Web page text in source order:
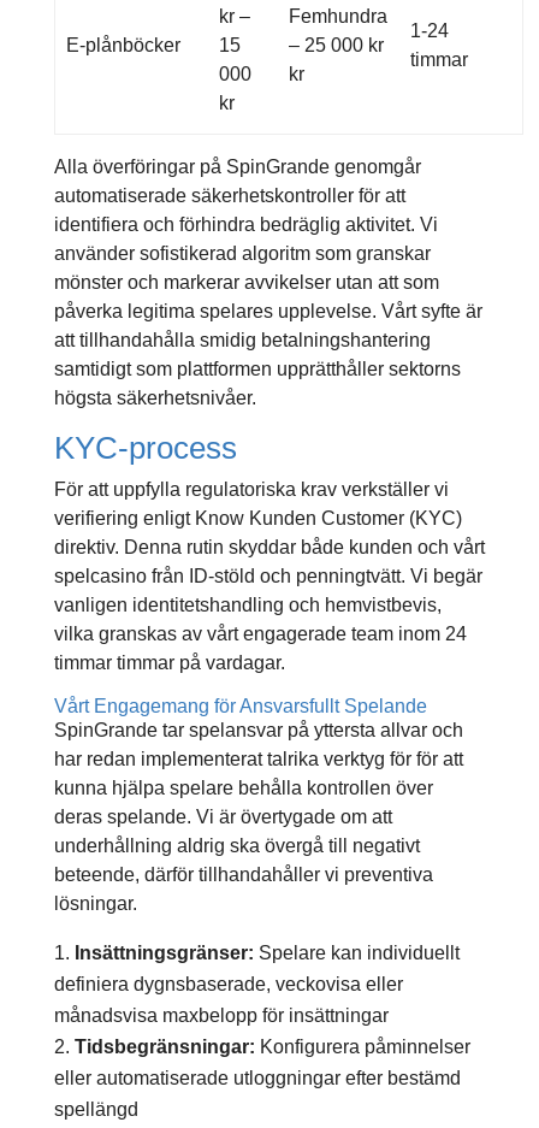
E-plånböcker
kr –
15
000
kr
Femhundra
– 25 000 kr
kr
1-24
timmar
Alla överföringar på SpinGrande genomgår
automatiserade säkerhetskontroller för att
identifiera och förhindra bedräglig aktivitet. Vi
använder sofistikerad algoritm som granskar
mönster och markerar avvikelser utan att som
påverka legitima spelares upplevelse. Vårt syfte är
att tillhandahålla smidig betalningshantering
samtidigt som plattformen upprätthåller sektorns
högsta säkerhetsnivåer.
KYC-process
För att uppfylla regulatoriska krav verkställer vi
verifiering enligt Know Kunden Customer (KYC)
direktiv. Denna rutin skyddar både kunden och vårt
spelcasino från ID-stöld och penningtvätt. Vi begär
vanligen identitetshandling och hemvistbevis,
vilka granskas av vårt engagerade team inom 24
timmar timmar på vardagar.
Vårt Engagemang för Ansvarsfullt Spelande
SpinGrande tar spelansvar på yttersta allvar och
har redan implementerat talrika verktyg för för att
kunna hjälpa spelare behålla kontrollen över
deras spelande. Vi är övertygade om att
underhållning aldrig ska övergå till negativt
beteende, därför tillhandahåller vi preventiva
lösningar.
Insättningsgränser: Spelare kan individuellt
definiera dygnsbaserade, veckovisa eller
månadsvisa maxbelopp för insättningar
Tidsbegränsningar: Konfigurera påminnelser
eller automatiserade utloggningar efter bestämd
spellängd